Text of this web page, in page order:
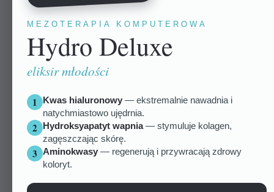
MEZOTERAPIA KOMPUTEROWA
Hydro Deluxe
eliksir młodości
1 Kwas hialuronowy — ekstremalnie nawadnia i
natychmiastowo ujędrnia.
2 Hydroksyapatyt wapnia— stymuluje kolagen,
zagęszczając skórę.
3 Aminokwasy — regenerują i przywracają zdrowy
koloryt.